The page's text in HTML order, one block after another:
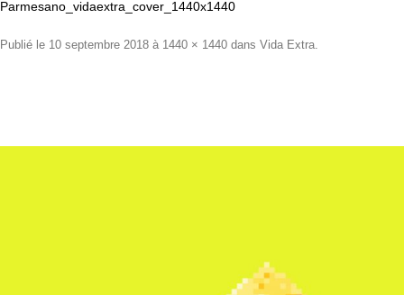
Parmesano_vidaextra_cover_1440x1440
Publié le 10 septembre 2018 à 1440 × 1440 dans Vida Extra.